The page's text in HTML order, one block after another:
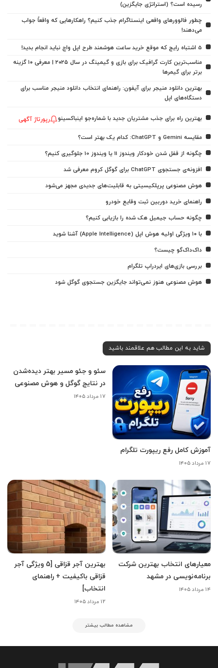
رسیده است؟ (استراتژی جایگزین)
چطور فالوورهای واقعی اینستاگرام جذب کنیم؟ راهکارهایی که واقعاً جواب
می‌دهند!
5 اشتباه رایج که موقع خرید ساعت هوشمند طرح اپل واچ نباید انجام بدید!
مناسب‌ترین کارت گرافیک برای بازی و گیمینگ در سال ۲۰۲۵ | معرفی ۱۰ گزینه
برتر برای گیمرها
بهترین دانلود منیجر برای آیفون: راهنمای انتخاب دانلود منیجر مناسب برای
دستگاه‌های اپل
بهترین راه برای جذب مشتریان جدید با شماره‌جو اینباکسینو رپورتاژ آگهی
مقایسه Gemini و ChatGPT: کدام یک بهتر است؟
چگونه از قفل شدن خودکار ویندوز 11 یا ویندوز 10 جلوگیری کنیم؟
افزونه‌ی جستجوی ChatGPT برای گوگل کروم معرفی شد
هوش مصنوعی پرپلکیسیتی به قابلیت‌های جدیدی مجهز می‌شود
راهنمای خرید دوربین ثبت وقایع خودرو
چگونه حساب جیمیل هک شده را بازیابی کنیم؟
با ۱۰ ویژگی اولیه هوش اپل (Apple Intelligence) آشنا شوید
داک‌داک‌گو چیست؟
بررسی بازی‌های ایردراپ تلگرام
هوش مصنوعی هنوز نمی‌تواند جایگزین جستجوی گوگل شود
شاید به این مطالب هم علاقمند باشید
آموزش کامل رفع ریپورت تلگرام
۱۷ مرداد ۱۴۰۵
سئو و جئو مسیر بهتر دیده‌شدن
در نتایج گوگل و هوش مصنوعی
۱۷ مرداد ۱۴۰۵
معیارهای انتخاب بهترین شرکت
برنامه‌نویسی در مشهد
۱۴ مرداد ۱۴۰۵
بهترین آجر قزاقی [5 ویژگی آجر
قزاقی باکیفیت + راهنمای
انتخاب]
۱۲ مرداد ۱۴۰۵
مشاهده مطالب بیشتر